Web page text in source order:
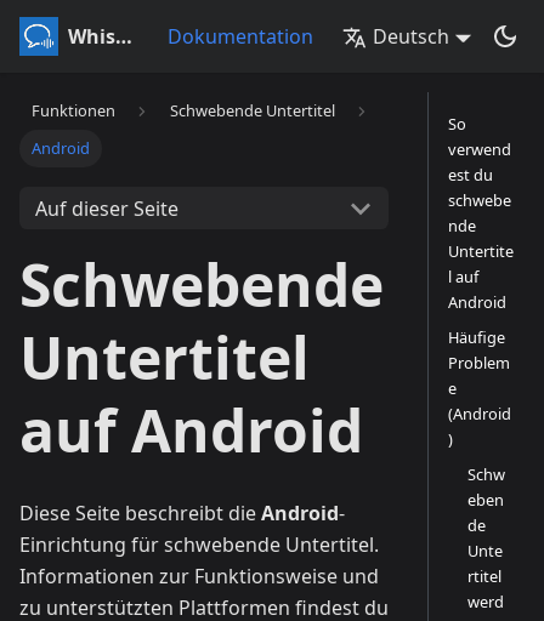
Whisperr Dokumentation Deutsch
Funktionen
Schwebende Untertitel
Android
Auf dieser Seite
Schwebende
Untertitel
auf Android
Diese Seite beschreibt dieAndroid-
Einrichtung für schwebende Untertitel.
Informationen zur Funktionsweise und
zu unterstützten Plattformen findest du
So
verwend
est du
schwebe
nde
Untertite
l auf
Android
Häufige
Problem
e
(Android
)
Schw
eben
de
Unte
rtitel
werd